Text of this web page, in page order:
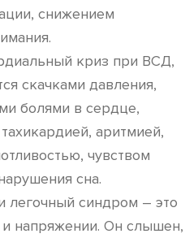
снижением
криз при ВСД,
скачками давления,
болями в сердце,
аритмией,
чувством
сна.
легочный синдром – это
напряжении. Он слышен,